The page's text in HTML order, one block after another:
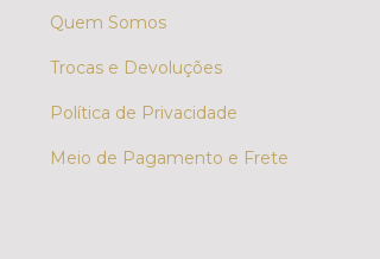
Quem Somos
Trocas e Devoluções
Política de Privacidade
Meio de Pagamento e Frete